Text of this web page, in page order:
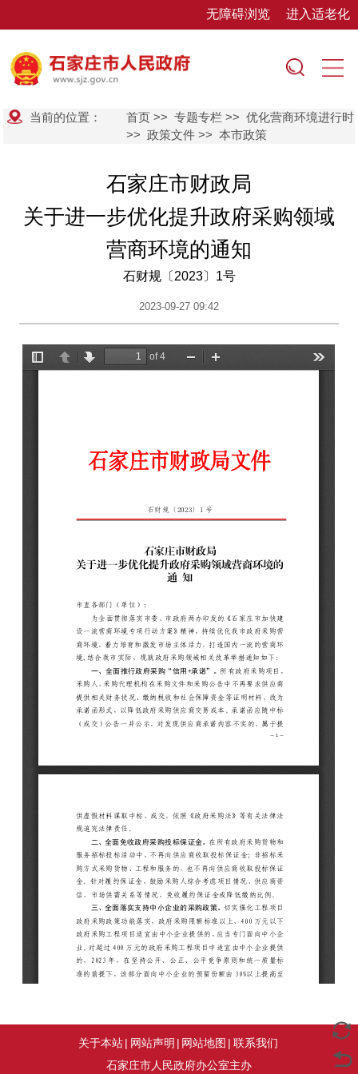
无障碍浏览 进入适老化
当前的位置： 首页 >>专题专栏 >>优化营商环境进行时
>>政策文件 >>本市政策
石家庄市财政局
关于进一步优化提升政府采购领域
营商环境的通知
石财规〔2023〕1号
2023-09-27 09:42
关于本站| 网站声明 | 网站地图 | 联系我们
石家庄市人民政府办公室主办